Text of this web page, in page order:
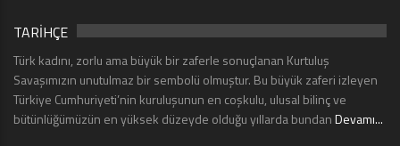
TARİHÇE
Türk kadını, zorlu ama büyük bir zaferle sonuçlanan Kurtuluş
Savaşımızın unutulmaz bir sembolü olmuştur. Bu büyük zaferi izleyen
Türkiye Cumhuriyeti’nin kuruluşunun en coşkulu, ulusal bilinç ve
bütünlüğümüzün en yüksek düzeyde olduğu yıllarda bundanDevamı...